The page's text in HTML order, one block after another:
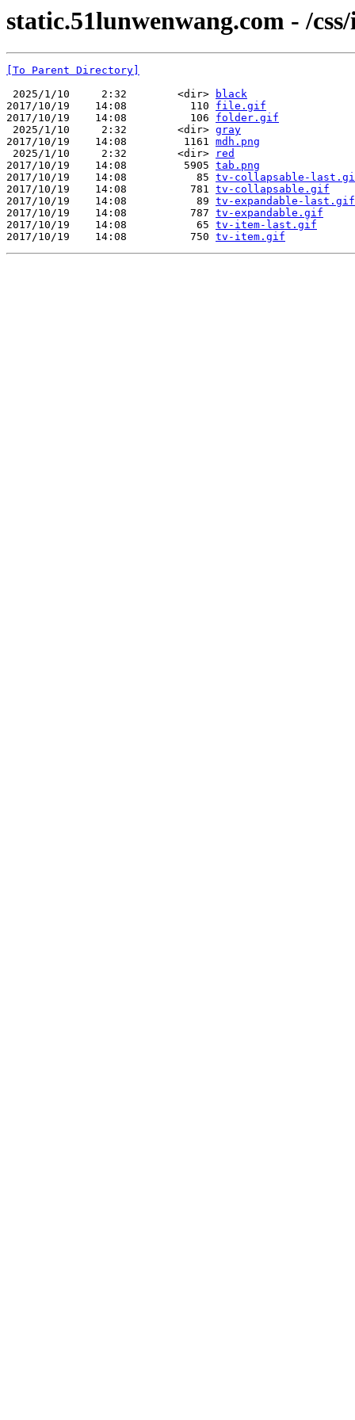
static.51lunwenwang.com - /
[To Parent Directory]
2025/1/10     2:32        <dir>
black
2017/10/19    14:08          110 file.gif
2017/10/19    14:08          106 folder.gif
2025/1/10     2:32        <dir> gray
2017/10/19    14:08         1161 mdh.png
2025/1/10     2:32        <dir>
red
2017/10/19    14:08         5905 tab.png
2017/10/19    14:08           85 tv-collapsable-
2017/10/19    14:08          781 tv-collapsable.gif
2017/10/19    14:08           89 tv-expandable-last.gif
2017/10/19    14:08          787 tv-expandable.gif
2017/10/19    14:08           65 tv-item-last.gif
2017/10/19    14:08          750 tv-item.gif